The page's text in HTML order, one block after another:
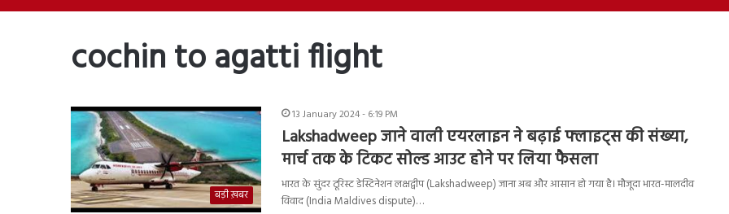
cochin to agatti flight
बड़ी ख़बर
13 January 2024 - 6:19 PM
Lakshadweep जाने वाली एयरलाइन ने बढ़ाई फ्लाइट्स की संख्या,
मार्च तक के टिकट सोल्ड आउट होने पर लिया फैसला
भारत के सुंदर टूरिस्ट डेस्टिनेशन लक्षद्वीप (Lakshadweep) जाना अब और आसान हो गया है। मौजूदा भारत-मालदीव
विवाद (India Maldives dispute)…